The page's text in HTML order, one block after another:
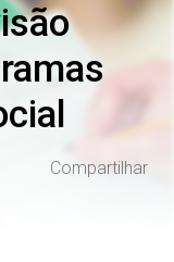
Compartilhar